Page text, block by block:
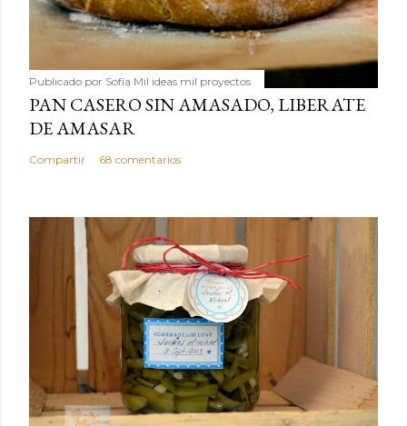
Publicado por Sofía Mil ideas mil proyectos
PAN CASERO SIN AMASADO, LIBERATE
DE AMASAR
Compartir 68 comentarios